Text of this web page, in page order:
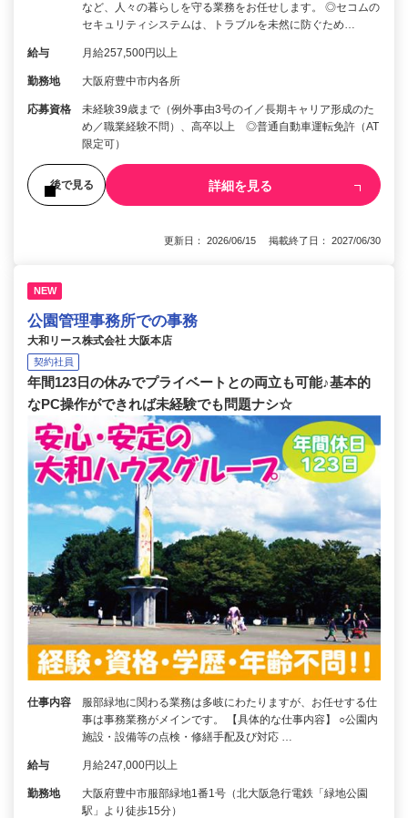
など、人々の暮らしを守る業務をお任せします。 ◎セコムの
セキュリティシステムは、トラブルを未然に防ぐため…
給与 月給257,500円以上
勤務地 大阪府豊中市内各所
応募資格
未経験39歳まで（例外事由3号のイ／長期キャリア形成のた
め／職業経験不問）、高卒以上 ◎普通自動車運転免許（AT
限定可）
後で見る 詳細を見る
更新日： 2026/06/15 掲載終了日： 2027/06/30
NEW
公園管理事務所での事務
大和リース株式会社 大阪本店
契約社員
年間123日の休みでプライベートとの両立も可能♪基本的
なPC操作ができれば未経験でも問題ナシ☆
仕事内容
服部緑地に関わる業務は多岐にわたりますが、お任せする仕
事は事務業務がメインです。 【具体的な仕事内容】 ○公園内
施設・設備等の点検・修繕手配及び対応 …
給与 月給247,000円以上
勤務地
大阪府豊中市服部緑地1番1号（北大阪急行電鉄「緑地公園
駅」より徒歩15分）